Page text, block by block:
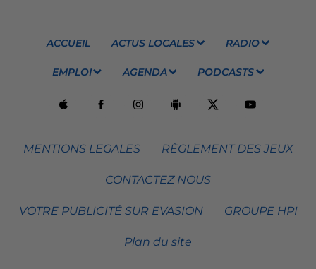
ACCUEIL ACTUS LOCALES RADIO
EMPLOI AGENDA PODCASTS
MENTIONS LEGALES RÈGLEMENT DES JEUX
CONTACTEZ NOUS
VOTRE PUBLICITÉ SUR EVASION GROUPE HPI
Plan du site